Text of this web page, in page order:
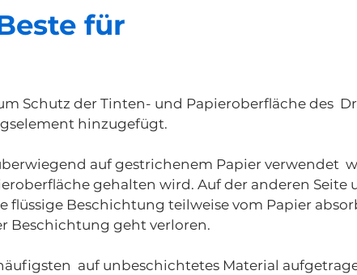
für
Schutz der Tinten- und Papieroberfläche des
hinzugefügt.
auf gestrichenem Papier verwendet
gehalten wird. Auf der anderen Seite
flüssige Beschichtung teilweise vom Papier
Beschichtung geht verloren.
auf unbeschichtetes Material